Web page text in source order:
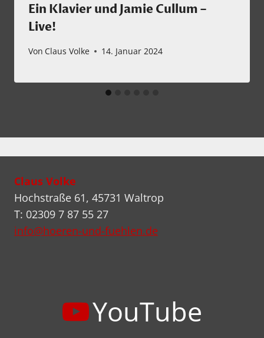
Ein Klavier und Jamie Cullum –
Live!
Von Claus Volke 14. Januar 2024
Claus Volke
Hochstraße 61, 45731 Waltrop
T: 02309 7 87 55 27
info@hoeren-und-fuehlen.de
YouTube